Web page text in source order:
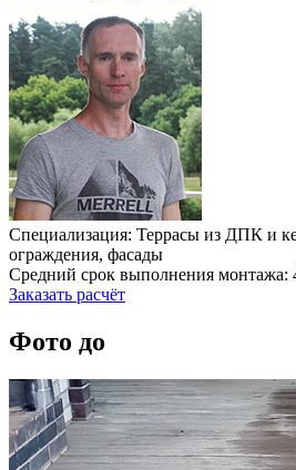
Специализация: Террасы из ДПК и
ограждения, фасады
Средний срок выполнения монтажа:
Заказать расчёт
Фото до